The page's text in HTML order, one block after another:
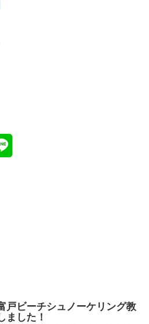
ビーチシュノーケリング教
ました！